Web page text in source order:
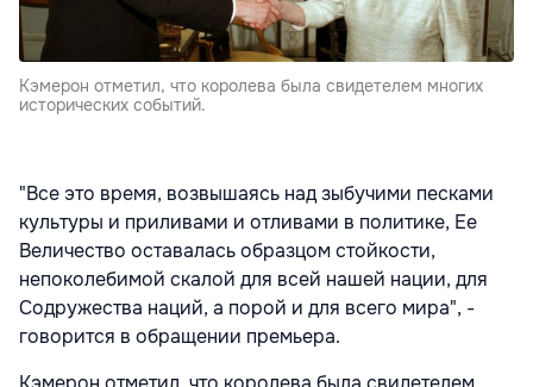
Кэмерон отметил, что королева была свидетелем многих
исторических событий.
"Все это время, возвышаясь над зыбучими песками
культуры и приливами и отливами в политике, Ее
Величество оставалась образцом стойкости,
непоколебимой скалой для всей нашей нации, для
Содружества наций, а порой и для всего мира", -
говорится в обращении премьера.